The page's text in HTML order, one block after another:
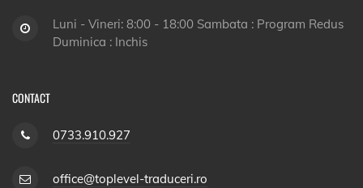
Luni - Vineri: 8:00 - 18:00 Sambata : Program Redus
Duminica : Inchis
CONTACT
0733.910.927
office@toplevel-traduceri.ro